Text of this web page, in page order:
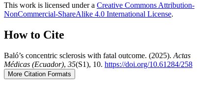
This work is licensed under a Creative Commons Attribution-
NonCommercial-ShareAlike 4.0 International License.
How to Cite
Baló’s concentric sclerosis with fatal outcome. (2025). Actas
Médicas (Ecuador), 35(S1), 10. https://doi.org/10.61284/258
More Citation Formats